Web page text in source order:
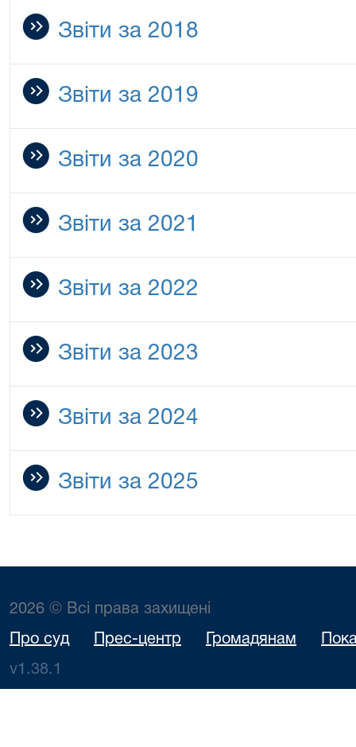
Звіти за 2018
Звіти за 2019
Звіти за 2020
Звіти за 2021
Звіти за 2022
Звіти за 2023
Звіти за 2024
Звіти за 2025
2026 © Всі права захищені
Про суд Прес-центр Громадянам
v1.38.1